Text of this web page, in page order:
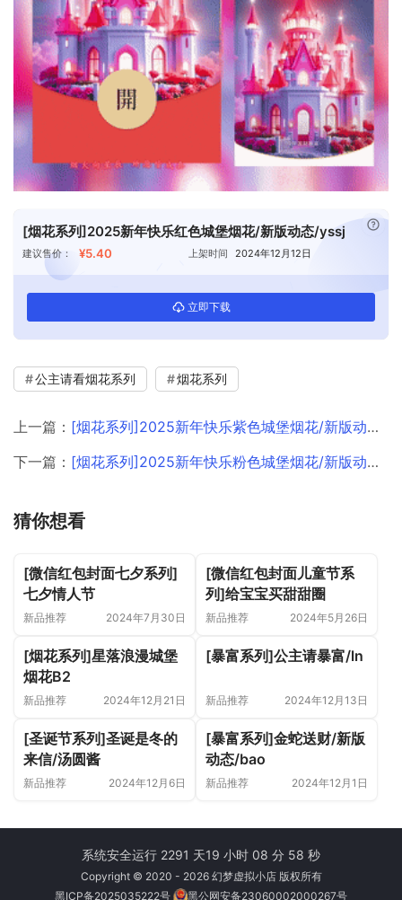
[烟花系列]2025新年快乐红色城堡烟花/新版动态/yssj
建议售价： ¥5.40 上架时间 2024年12月12日
立即下载
已
公主请看烟花系列 烟花系列
上一篇： [烟花系列]2025新年快乐紫色城堡烟花/新版动态/yssj
下一篇： [烟花系列]2025新年快乐粉色城堡烟花/新版动态/yssj
猜你想看
[微信红包封面七夕系列]
七夕情人节
新品推荐 2024年7月30日
[微信红包封面儿童节系
列]给宝宝买甜甜圈
新品推荐 2024年5月26日
[烟花系列]星落浪漫城堡
烟花B2
新品推荐 2024年12月21日
[暴富系列]公主请暴富/ln
新品推荐 2024年12月13日
[圣诞节系列]圣诞是冬的
来信/汤圆酱
新品推荐 2024年12月6日
[暴富系列]金蛇送财/新版
动态/bao
新品推荐 2024年12月1日
系统安全运行 2291 天19 小时 08 分 59 秒
Copyright © 2020 - 2026 幻梦虚拟小店 版权所有
黑ICP备2025035222号
黑公网安备23060002000267号